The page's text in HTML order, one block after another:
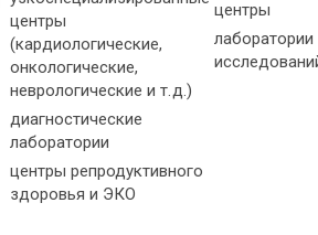
центры
(кардиологические,
онкологические,
неврологические и т. д.)
диагностические
лаборатории
центры репродуктивного
здоровья и ЭКО
центры
лаборатории